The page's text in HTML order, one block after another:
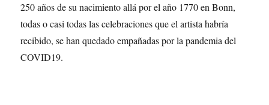
250 años de su nacimiento allá por el año 1770 en Bonn,
todas o casi todas las celebraciones que el artista habría
recibido, se han quedado empañadas por la pandemia del
COVID19.